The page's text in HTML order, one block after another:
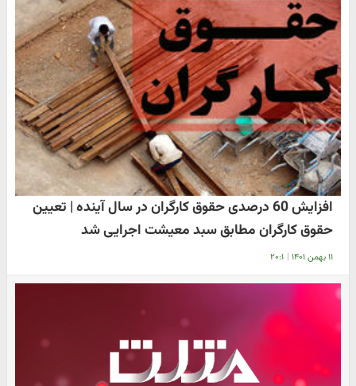
افزایش 60 درصدی حقوق کارگران در سال آینده | تعیین
حقوق کارگران مطابق سبد معیشت اجرایی شد
۱۱ بهمن ۱۴۰۱ | ۲۰:۱